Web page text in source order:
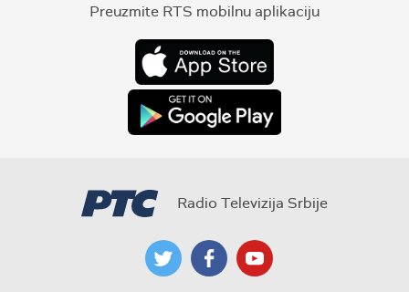
Preuzmite RTS mobilnu aplikaciju
Radio Televizija Srbije